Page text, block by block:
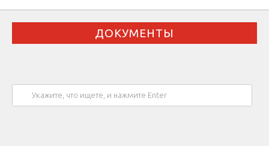
ДОКУМЕНТЫ